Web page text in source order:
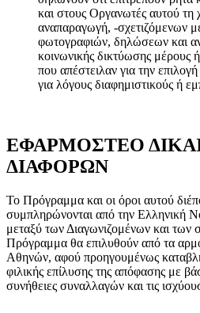
και στους Οργανωτές αυτού τη
αναπαραγωγή, -σχετιζόμενων
φωτογραφιών, δηλώσεων και
κοινωνικής δικτύωσης μέρους
που απέστειλαν για την
για λόγους διαφημιστικούς ή
ΕΦΑΡΜΟΣΤΕΟ
ΔΙΑΦΟΡΩΝ
Το Πρόγραμμα και οι όροι αυτού
συμπληρώνονται από την Ελληνική
μεταξύ των Διαγωνιζομένων και των
Πρόγραμμα θα επιλυθούν από τα
Αθηνών, αφού προηγουμένως
φιλικής επίλυσης της απόφασης με
συνήθειες συναλλαγών και τις